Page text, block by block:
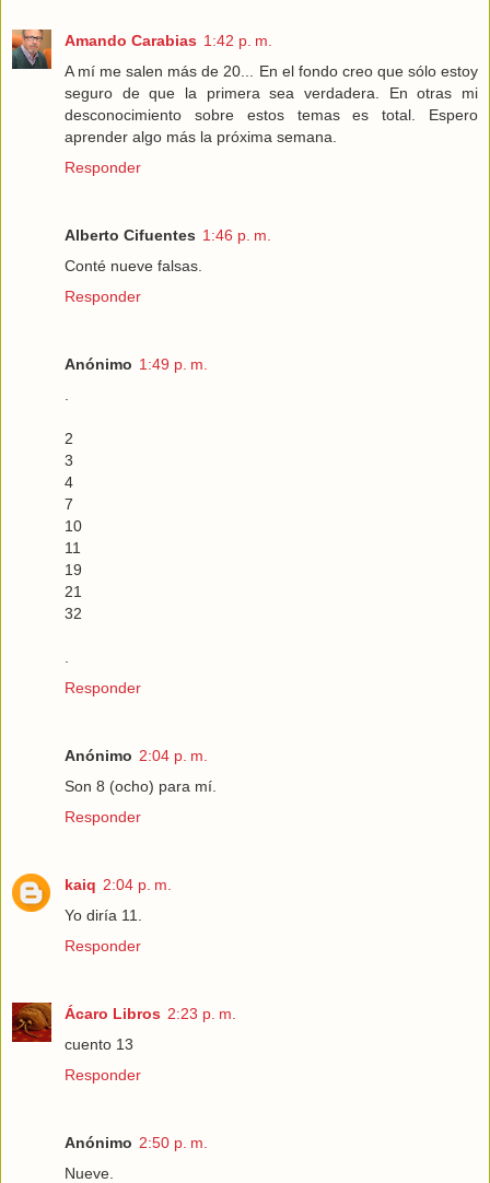
Amando Carabias 1:42 p. m.
A mí me salen más de 20... En el fondo creo que sólo estoy
seguro de que la primera sea verdadera. En otras mi
desconocimiento sobre estos temas es total. Espero
aprender algo más la próxima semana.
Responder
Alberto Cifuentes 1:46 p. m.
Conté nueve falsas.
Responder
Anónimo 1:49 p. m.
2
3
4
7
10
11
19
21
32
Responder
Anónimo 2:04 p. m.
Son 8 (ocho) para mí.
Responder
kaiq 2:04 p. m.
Yo diría 11.
Responder
Ácaro Libros 2:23 p. m.
cuento 13
Responder
Anónimo 2:50 p. m.
Nueve.